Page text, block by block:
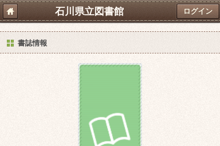
石川県立図書館 ログイン
書誌情報